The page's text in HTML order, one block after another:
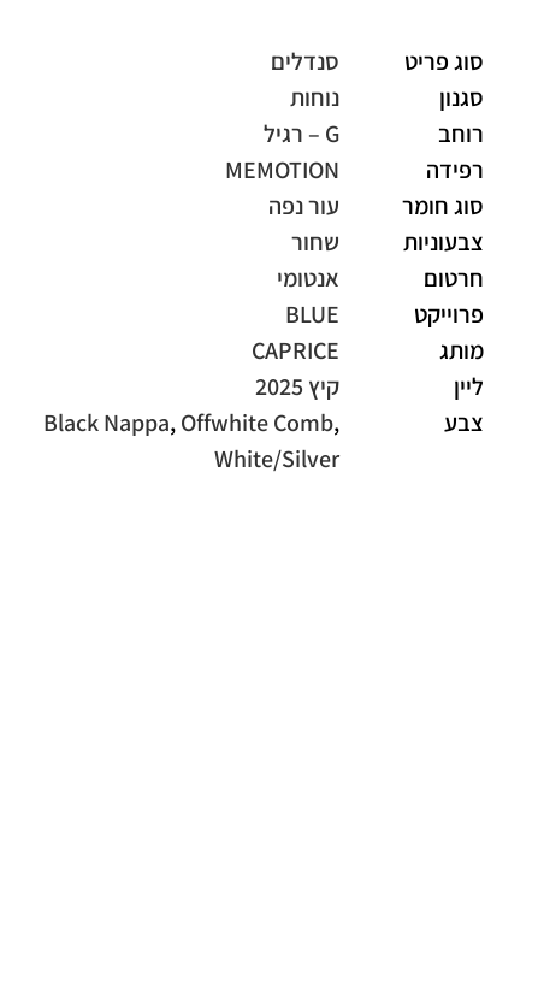
סוג פריט
סנדלים
סגנון
נוחות
רוחב
G – רגיל
רפידה
MEMOTION
סוג חומר
עור נפה
צבעוניות
שחור
חרטום
אנטומי
פרוייקט
BLUE
מותג
CAPRICE
ליין
קיץ 2025
צבע
Black Nappa,Offwhite Comb,
White/Silver